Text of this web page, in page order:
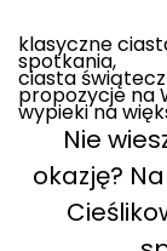
klasyczne
spotkania,
ciasta
propozycje na
wypieki na
Nie
okazję?